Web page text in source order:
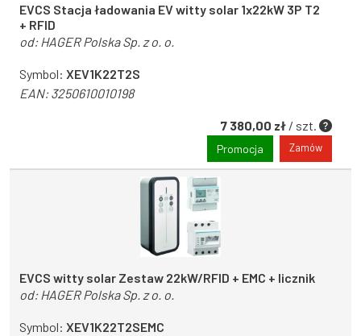
EVCS Stacja ładowania EV witty solar 1x22kW 3P T2
+ RFID
od: HAGER Polska Sp. z o. o.
Symbol: XEV1K22T2S
EAN:3250610010198
7 380,00 zł / szt.
Promocja Zamów
EVCS witty solar Zestaw 22kW/RFID + EMC + licznik
od: HAGER Polska Sp. z o. o.
Symbol: XEV1K22T2SEMC